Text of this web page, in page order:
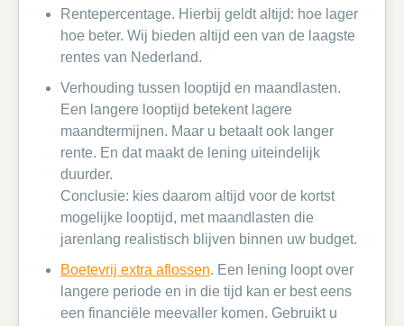
Rentepercentage. Hierbij geldt altijd: hoe lager
hoe beter. Wij bieden altijd een van de laagste
rentes van Nederland.
Verhouding tussen looptijd en maandlasten.
Een langere looptijd betekent lagere
maandtermijnen. Maar u betaalt ook langer
rente. En dat maakt de lening uiteindelijk
duurder.
Conclusie: kies daarom altijd voor de kortst
mogelijke looptijd, met maandlasten die
jarenlang realistisch blijven binnen uw budget.
Boetevrij extra aflossen. Een lening loopt over
langere periode en in die tijd kan er best eens
een financiële meevaller komen. Gebruikt u